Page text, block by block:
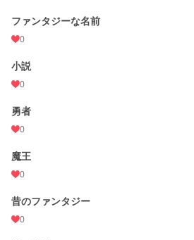
ファンタジーな名前
0
小説
0
勇者
0
魔王
0
昔のファンタジー
0